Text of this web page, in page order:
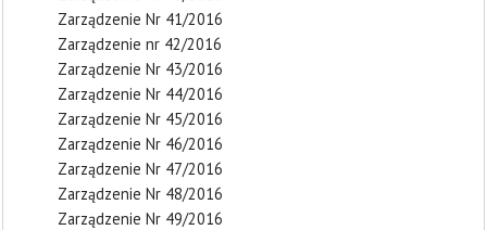
Zarządzenie Nr 41/2016
Zarządzenie nr 42/2016
Zarządzenie Nr 43/2016
Zarządzenie Nr 44/2016
Zarządzenie Nr 45/2016
Zarządzenie Nr 46/2016
Zarządzenie Nr 47/2016
Zarządzenie Nr 48/2016
Zarządzenie Nr 49/2016